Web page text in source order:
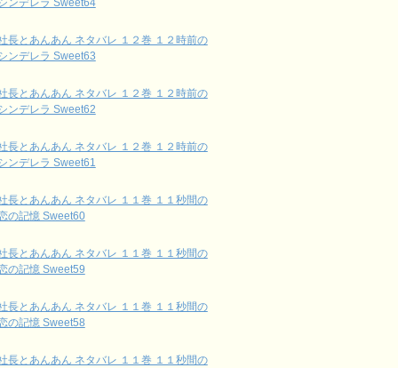
ンデレラ Sweet64
長とあんあん ネタバレ １２巻 １２時前の
ンデレラ Sweet63
長とあんあん ネタバレ １２巻 １２時前の
ンデレラ Sweet62
長とあんあん ネタバレ １２巻 １２時前の
ンデレラ Sweet61
長とあんあん ネタバレ １１巻 １１秒間の
の記憶 Sweet60
長とあんあん ネタバレ １１巻 １１秒間の
の記憶 Sweet59
長とあんあん ネタバレ １１巻 １１秒間の
の記憶 Sweet58
長とあんあん ネタバレ １１巻 １１秒間の